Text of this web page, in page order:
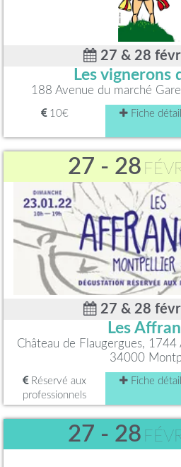
27 & 28
Les vignerons
188 Avenue du marché
10€ Fiche
27 - 28
27 & 28
Les
Château de Flaugergues,
34000
Réservé aux
professionnels
Fiche
27 - 28